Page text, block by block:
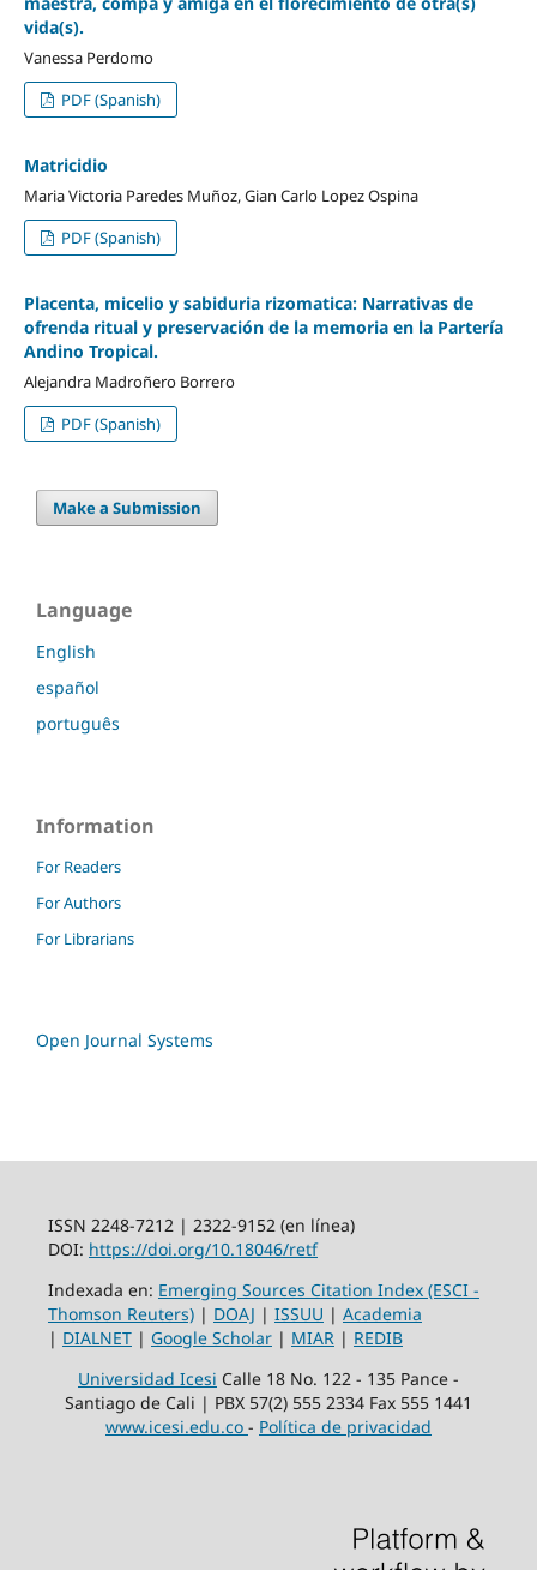
vida(s).
Vanessa Perdomo
PDF (Spanish)
Matricidio
Maria Victoria Paredes Muñoz, Gian Carlo Lopez Ospina
PDF (Spanish)
Placenta, micelio y sabiduria rizomatica: Narrativas de
ofrenda ritual y preservación de la memoria en la Partería
Andino Tropical.
Alejandra Madroñero Borrero
PDF (Spanish)
Make a Submission
Language
English
español
português
Information
For Readers
For Authors
For Librarians
Open Journal Systems
ISSN 2248-7212 | 2322-9152 (en línea)
DOI: https://doi.org/10.18046/retf
Indexada en: Emerging Sources Citation Index (ESCI -
Thomson Reuters)| DOAJ | ISSUU | Academia
| DIALNET| Google Scholar| MIAR| REDIB
Universidad Icesi Calle 18 No. 122 - 135 Pance -
Santiago de Cali | PBX 57(2) 555 2334 Fax 555 1441
www.icesi.edu.co - Política de privacidad